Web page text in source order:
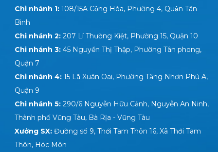
Chi nhánh 1: 108/15A Cộng Hòa, Phường 4, Quận Tân
Bình
Chi nhánh 2: 207 Lí Thường Kiệt, Phường 15, Quận 10
Chi nhánh 3: 45 Nguyền Thị Thập, Phường Tân phong,
Quận 7
Chi nhánh 4: 15 Lã Xuân Oai, Phường Tăng Nhơn Phú A,
Quận 9
Chi nhánh 5: 290/6 Nguyễn Hữu Cảnh, Nguyễn An Ninh,
Thành phố Vũng Tàu, Bà Rịa - Vũng Tàu
Xưởng SX: Đường số 9, Thới Tam Thôn 16, Xã Thới Tam
Thôn, Hóc Môn